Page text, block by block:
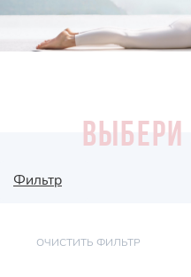
ВЫБЕРИ
Фильтр
ОЧИСТИТЬ ФИЛЬТР